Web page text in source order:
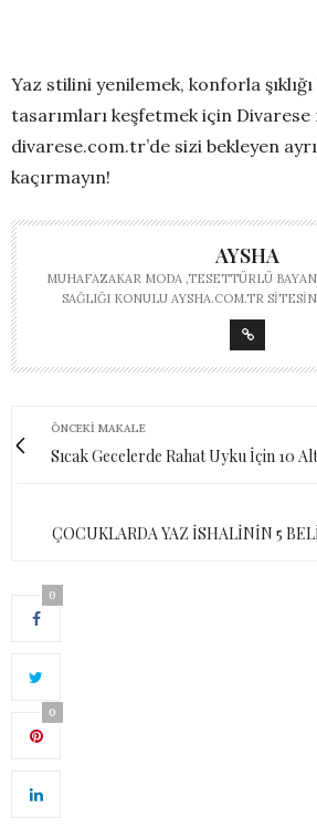
Yaz stilini yenilemek, konforla
tasarımları keşfetmek için Divarese
divarese.com.tr’de sizi bekleyen
kaçırmayın!
AYSHA
MUHAFAZAKAR MODA ,TESETTÜRLÜ
SAĞLIĞI KONULU AYSHA.COM.TR
ÖNCEKI MAKALE
Sıcak Gecelerde Rahat Uyku İçin 10
ÇOCUKLARDA YAZ İSHALİNİN 5
0
0